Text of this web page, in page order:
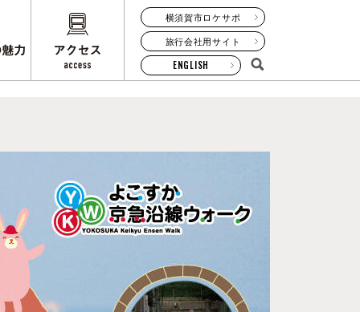
横須賀市ロケサポ
旅行会社用サイト
ENGLISH